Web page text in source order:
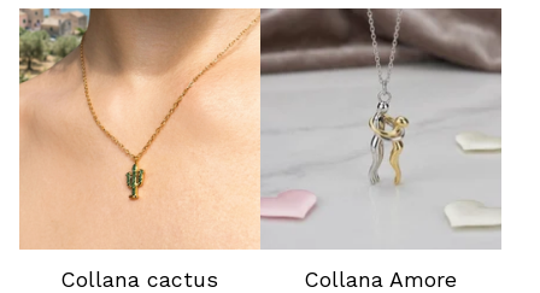
Collana cactus Collana Amore